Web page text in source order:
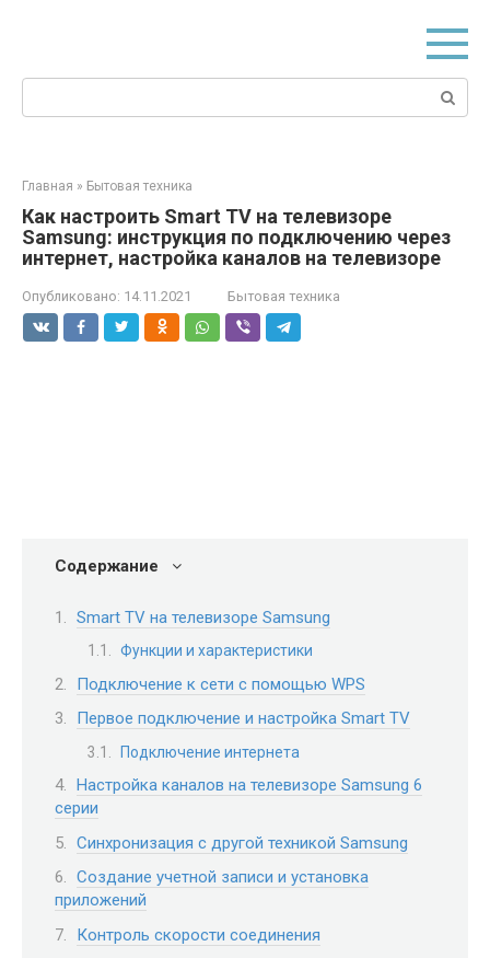
Главная » Бытовая техника
Как настроить Smart TV на телевизоре
Samsung: инструкция по подключению через
интернет, настройка каналов на телевизоре
Опубликовано: 14.11.2021 Бытовая техника
Содержание
Smart TV на телевизоре Samsung
Функции и характеристики
Подключение к сети с помощью WPS
Первое подключение и настройка Smart TV
Подключение интернета
Настройка каналов на телевизоре Samsung 6
серии
Синхронизация с другой техникой Samsung
Создание учетной записи и установка
приложений
Контроль скорости соединения